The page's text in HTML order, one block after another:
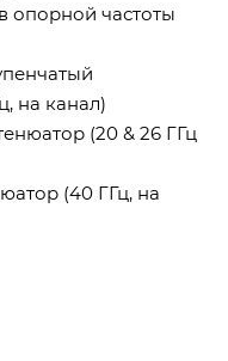
опорной частоты
на канал)
(20 & 26 ГГц
(40 ГГц, на